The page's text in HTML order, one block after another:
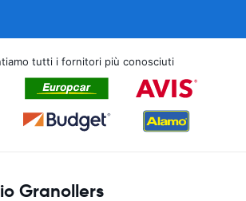
tutti i fornitori più conosciuti
Granollers